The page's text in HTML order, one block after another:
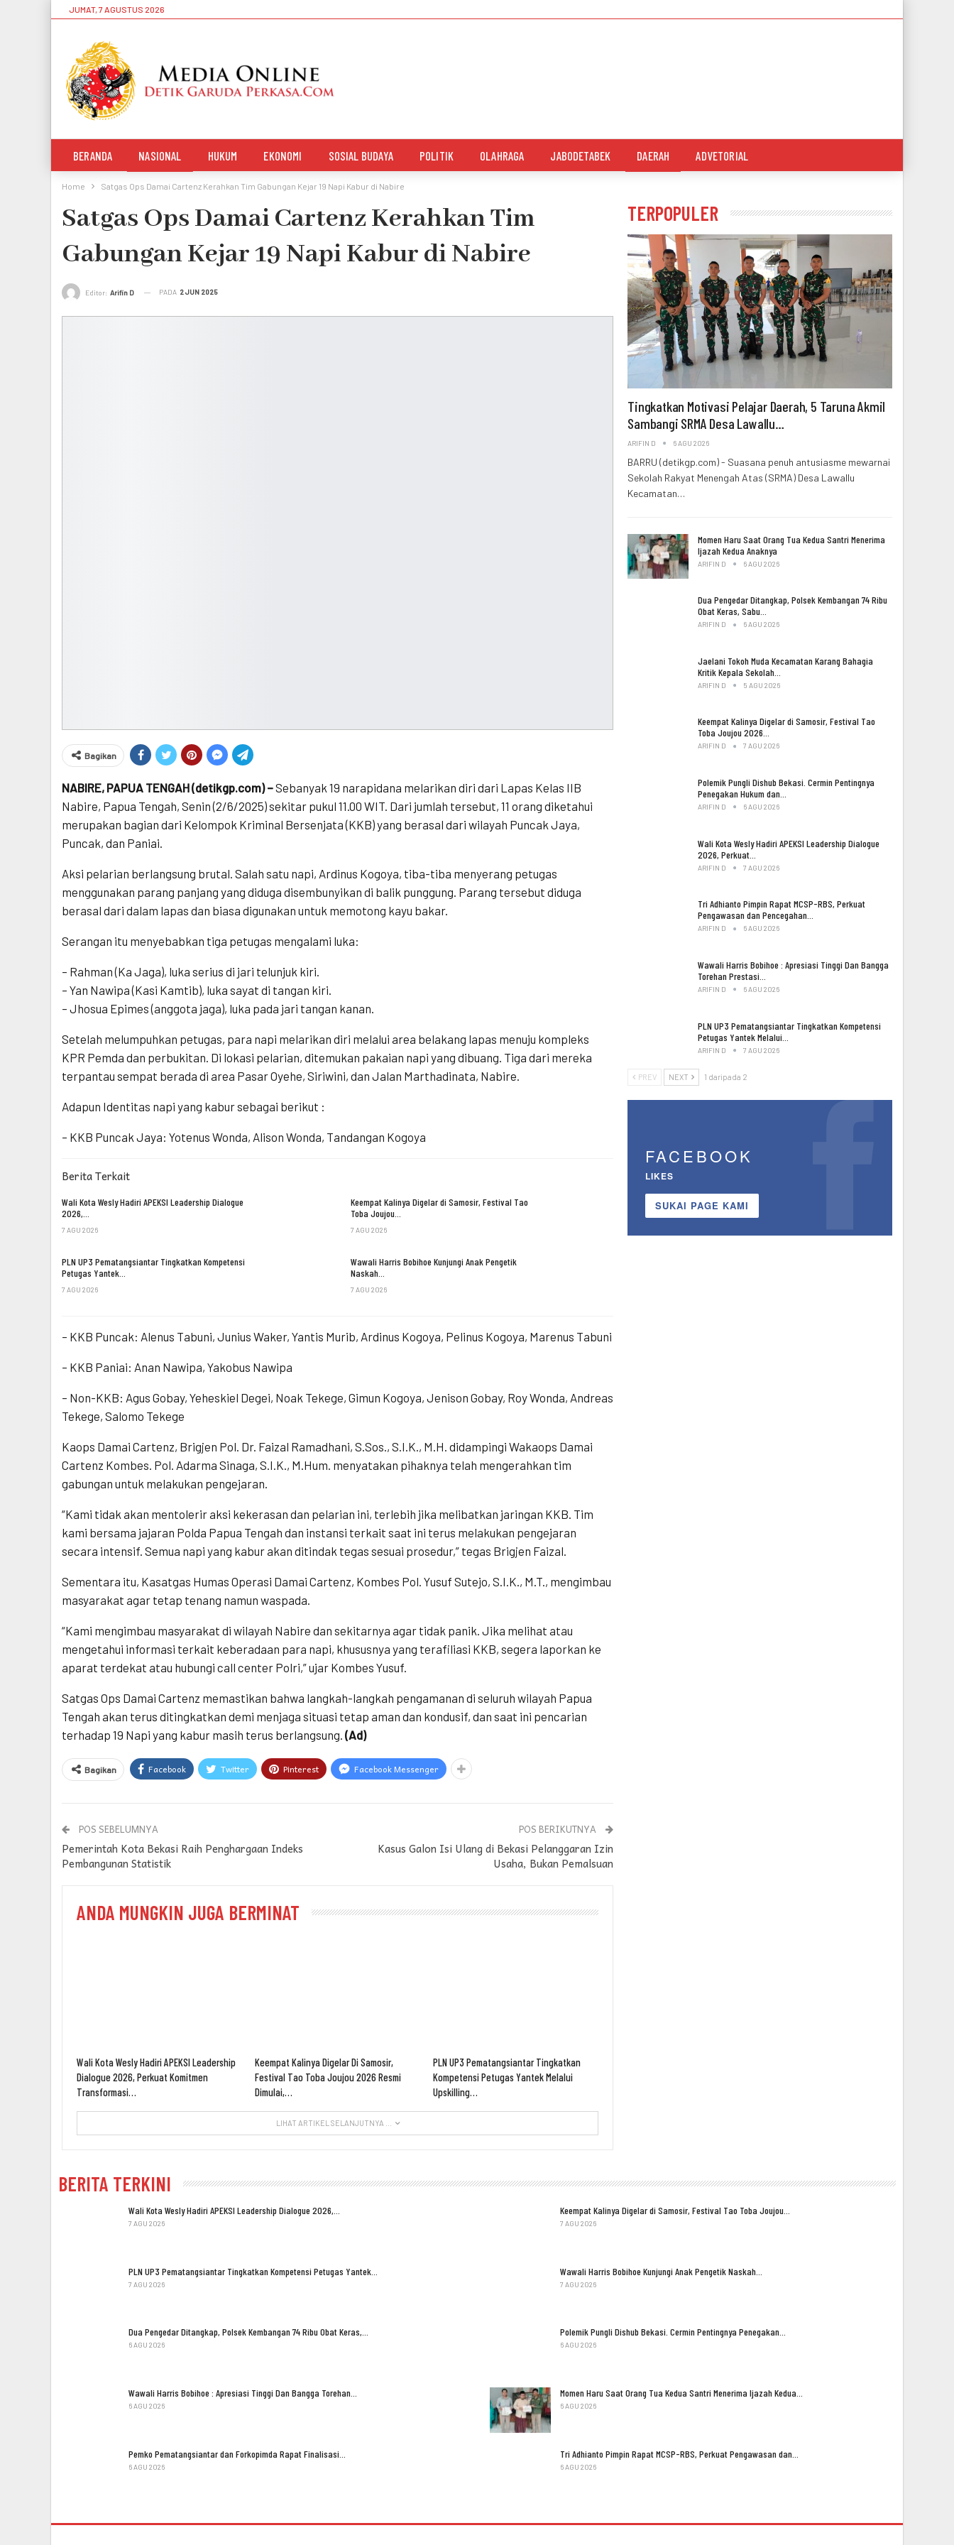
JUMAT, 7 AGUSTUS 2026
BERANDA NASIONAL HUKUM EKONOMI SOSIAL BUDAYA POLITIK OLAHRAGA JABODETABEK DAERAH ADVETORIAL
Home Satgas Ops Damai Cartenz Kerahkan Tim Gabungan Kejar 19 Napi Kabur di Nabire
Satgas Ops Damai Cartenz Kerahkan Tim
Gabungan Kejar 19 Napi Kabur di Nabire
Editor: Arifin D PADA 2 JUN 2025
Bagikan
NABIRE, PAPUA TENGAH (detikgp.com) –Sebanyak 19 narapidana melarikan diri dari Lapas Kelas IIB
Nabire, Papua Tengah, Senin (2/6/2025) sekitar pukul 11.00 WIT. Dari jumlah tersebut, 11 orang diketahui
merupakan bagian dari Kelompok Kriminal Bersenjata (KKB) yang berasal dari wilayah Puncak Jaya,
Puncak, dan Paniai.
Aksi pelarian berlangsung brutal. Salah satu napi, Ardinus Kogoya, tiba-tiba menyerang petugas
menggunakan parang panjang yang diduga disembunyikan di balik punggung. Parang tersebut diduga
berasal dari dalam lapas dan biasa digunakan untuk memotong kayu bakar.
Serangan itu menyebabkan tiga petugas mengalami luka:
– Rahman (Ka Jaga), luka serius di jari telunjuk kiri.
– Yan Nawipa (Kasi Kamtib), luka sayat di tangan kiri.
– Jhosua Epimes (anggota jaga), luka pada jari tangan kanan.
Setelah melumpuhkan petugas, para napi melarikan diri melalui area belakang lapas menuju kompleks
KPR Pemda dan perbukitan. Di lokasi pelarian, ditemukan pakaian napi yang dibuang. Tiga dari mereka
terpantau sempat berada di area Pasar Oyehe, Siriwini, dan Jalan Marthadinata, Nabire.
Adapun Identitas napi yang kabur sebagai berikut :
– KKB Puncak Jaya: Yotenus Wonda, Alison Wonda, Tandangan Kogoya
Berita Terkait
Wali Kota Wesly Hadiri APEKSI Leadership Dialogue
2026,…
7 AGU 2026
Keempat Kalinya Digelar di Samosir, Festival Tao
Toba Joujou…
7 AGU 2026
PLN UP3 Pematangsiantar Tingkatkan Kompetensi
Petugas Yantek…
7 AGU 2026
Wawali Harris Bobihoe Kunjungi Anak Pengetik
Naskah…
7 AGU 2026
– KKB Puncak: Alenus Tabuni, Junius Waker, Yantis Murib, Ardinus Kogoya, Pelinus Kogoya, Marenus Tabuni
– KKB Paniai: Anan Nawipa, Yakobus Nawipa
– Non-KKB: Agus Gobay, Yeheskiel Degei, Noak Tekege, Gimun Kogoya, Jenison Gobay, Roy Wonda, Andreas
Tekege, Salomo Tekege
Kaops Damai Cartenz, Brigjen Pol. Dr. Faizal Ramadhani, S.Sos., S.I.K., M.H. didampingi Wakaops Damai
Cartenz Kombes. Pol. Adarma Sinaga, S.I.K., M.Hum. menyatakan pihaknya telah mengerahkan tim
gabungan untuk melakukan pengejaran.
“Kami tidak akan mentolerir aksi kekerasan dan pelarian ini, terlebih jika melibatkan jaringan KKB. Tim
kami bersama jajaran Polda Papua Tengah dan instansi terkait saat ini terus melakukan pengejaran
secara intensif. Semua napi yang kabur akan ditindak tegas sesuai prosedur,” tegas Brigjen Faizal.
Sementara itu, Kasatgas Humas Operasi Damai Cartenz, Kombes Pol. Yusuf Sutejo, S.I.K., M.T., mengimbau
masyarakat agar tetap tenang namun waspada.
“Kami mengimbau masyarakat di wilayah Nabire dan sekitarnya agar tidak panik. Jika melihat atau
mengetahui informasi terkait keberadaan para napi, khususnya yang terafiliasi KKB, segera laporkan ke
aparat terdekat atau hubungi call center Polri,” ujar Kombes Yusuf.
Satgas Ops Damai Cartenz memastikan bahwa langkah-langkah pengamanan di seluruh wilayah Papua
Tengah akan terus ditingkatkan demi menjaga situasi tetap aman dan kondusif, dan saat ini pencarian
terhadap 19 Napi yang kabur masih terus berlangsung. (Ad)
Bagikan Facebook Twitter Pinterest Facebook Messenger
POS SEBELUMNYA
Pemerintah Kota Bekasi Raih Penghargaan Indeks
Pembangunan Statistik
POS BERIKUTNYA
Kasus Galon Isi Ulang di Bekasi Pelanggaran Izin
Usaha, Bukan Pemalsuan
ANDA MUNGKIN JUGA BERMINAT
Wali Kota Wesly Hadiri APEKSI Leadership
Dialogue 2026, Perkuat Komitmen
Transformasi…
Keempat Kalinya Digelar Di Samosir,
Festival Tao Toba Joujou 2026 Resmi
Dimulai,…
PLN UP3 Pematangsiantar Tingkatkan
Kompetensi Petugas Yantek Melalui
Upskilling…
LIHAT ARTIKEL SELANJUTNYA ...
TERPOPULER
Tingkatkan Motivasi Pelajar Daerah, 5 Taruna Akmil
Sambangi SRMA Desa Lawallu…
ARIFIN D 6 AGU 2026
BARRU (detikgp.com) - Suasana penuh antusiasme mewarnai
Sekolah Rakyat Menengah Atas (SRMA) Desa Lawallu
Kecamatan…
Momen Haru Saat Orang Tua Kedua Santri Menerima
Ijazah Kedua Anaknya
ARIFIN D 6 AGU 2026
Dua Pengedar Ditangkap, Polsek Kembangan 74 Ribu
Obat Keras, Sabu…
ARIFIN D 6 AGU 2026
Jaelani Tokoh Muda Kecamatan Karang Bahagia
Kritik Kepala Sekolah…
ARIFIN D 5 AGU 2026
Keempat Kalinya Digelar di Samosir, Festival Tao
Toba Joujou 2026…
ARIFIN D 7 AGU 2026
Polemik Pungli Dishub Bekasi. Cermin Pentingnya
Penegakan Hukum dan…
ARIFIN D 6 AGU 2026
Wali Kota Wesly Hadiri APEKSI Leadership Dialogue
2026, Perkuat…
ARIFIN D 7 AGU 2026
Tri Adhianto Pimpin Rapat MCSP-RBS, Perkuat
Pengawasan dan Pencegahan…
ARIFIN D 6 AGU 2026
Wawali Harris Bobihoe : Apresiasi Tinggi Dan Bangga
Torehan Prestasi…
ARIFIN D 6 AGU 2026
PLN UP3 Pematangsiantar Tingkatkan Kompetensi
Petugas Yantek Melalui…
ARIFIN D 7 AGU 2026
PREV NEXT 1 daripada 2
FACEBOOK
LIKES
SUKAI PAGE KAMI
BERITA TERKINI
Wali Kota Wesly Hadiri APEKSI Leadership Dialogue 2026,…
7 AGU 2026
Keempat Kalinya Digelar di Samosir, Festival Tao Toba Joujou…
7 AGU 2026
PLN UP3 Pematangsiantar Tingkatkan Kompetensi Petugas Yantek…
7 AGU 2026
Wawali Harris Bobihoe Kunjungi Anak Pengetik Naskah…
7 AGU 2026
Dua Pengedar Ditangkap, Polsek Kembangan 74 Ribu Obat Keras,…
6 AGU 2026
Polemik Pungli Dishub Bekasi. Cermin Pentingnya Penegakan…
6 AGU 2026
Wawali Harris Bobihoe : Apresiasi Tinggi Dan Bangga Torehan…
6 AGU 2026
Momen Haru Saat Orang Tua Kedua Santri Menerima Ijazah Kedua…
6 AGU 2026
Pemko Pematangsiantar dan Forkopimda Rapat Finalisasi…
6 AGU 2026
Tri Adhianto Pimpin Rapat MCSP-RBS, Perkuat Pengawasan dan…
6 AGU 2026